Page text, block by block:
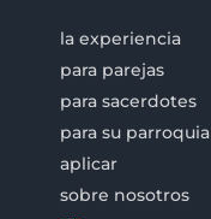
la experiencia
para parejas
para sacerdotes
para su parroquia
aplicar
sobre nosotros